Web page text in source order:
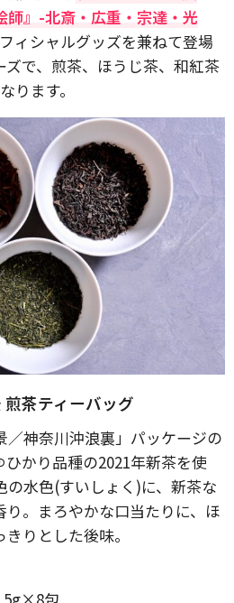
師』-北斎・広重・宗達・光
ィシャルグッズを兼ねて登場
ズで、煎茶、ほうじ茶、和紅茶
ります。
茶ティーバッグ
神奈川沖浪裏」パッケージの
かり品種の2021年新茶を使
の水色(すいしょく)に、新茶な
り。まろやかな口当たりに、ほ
りとした後味。